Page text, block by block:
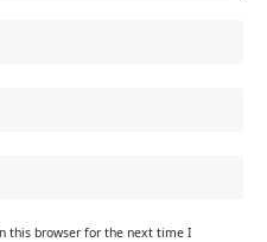
this browser for the next time I